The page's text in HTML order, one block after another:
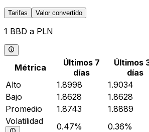
Tarifas Valor convertido
1 BBD a PLN
Métrica
Últimos 7
días
Últimos
días
Alto
1.8998 1.9034
Bajo
1.8628 1.8628
Promedio
1.8743 1.8889
Volatilidad
0.47% 0.36%